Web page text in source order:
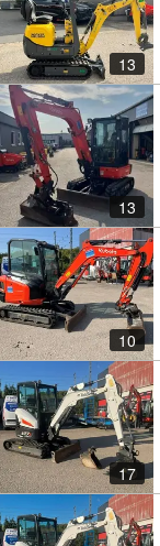
13
13
10
17